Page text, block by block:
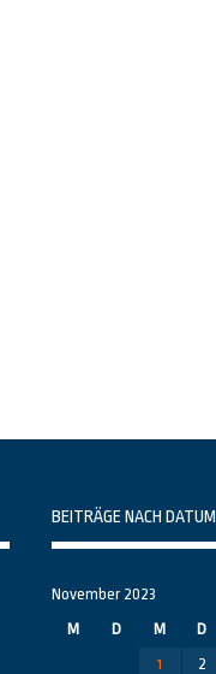
BEITRÄGE NACH DATUM
November 2023
M
D M D
1
2